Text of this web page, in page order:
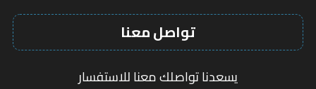
تواصل معنا
يسعدنا تواصلك معنا للاستفسار